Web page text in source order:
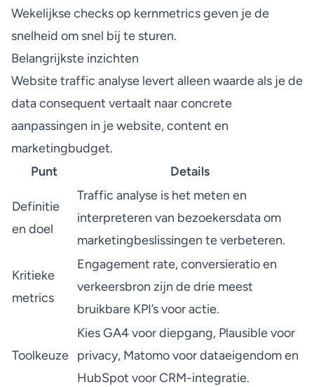
Wekelijkse checks op kernmetrics geven je de
snelheid om snel bij te sturen.
Belangrijkste inzichten
Website traffic analyse levert alleen waarde als je de
data consequent vertaalt naar concrete
aanpassingen in je website, content en
marketingbudget.
Punt
Details
Definitie
en doel
Traffic analyse is het meten en
interpreteren van bezoekersdata om
marketingbeslissingen te verbeteren.
Kritieke
metrics
Engagement rate, conversieratio en
verkeersbron zijn de drie meest
bruikbare KPI’s voor actie.
Toolkeuze
Kies GA4 voor diepgang, Plausible voor
privacy, Matomo voor dataeigendom en
HubSpot voor CRM-integratie.